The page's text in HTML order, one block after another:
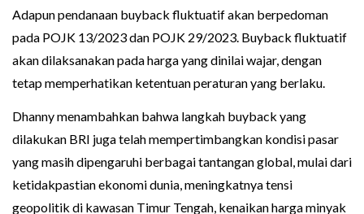
Adapun pendanaan buyback fluktuatif akan berpedoman
pada POJK 13/2023 dan POJK 29/2023. Buyback fluktuatif
akan dilaksanakan pada harga yang dinilai wajar, dengan
tetap memperhatikan ketentuan peraturan yang berlaku.
Dhanny menambahkan bahwa langkah buyback yang
dilakukan BRI juga telah mempertimbangkan kondisi pasar
yang masih dipengaruhi berbagai tantangan global, mulai dari
ketidakpastian ekonomi dunia, meningkatnya tensi
geopolitik di kawasan Timur Tengah, kenaikan harga minyak